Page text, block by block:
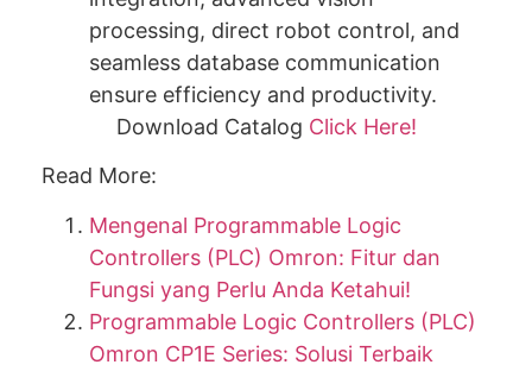
processing, direct robot control, and
seamless database communication
ensure efficiency and productivity.
Download Catalog Click Here!
Read More:
Mengenal Programmable Logic
Controllers (PLC) Omron: Fitur dan
Fungsi yang Perlu Anda Ketahui!
Programmable Logic Controllers (PLC)
Omron CP1E Series: Solusi Terbaik